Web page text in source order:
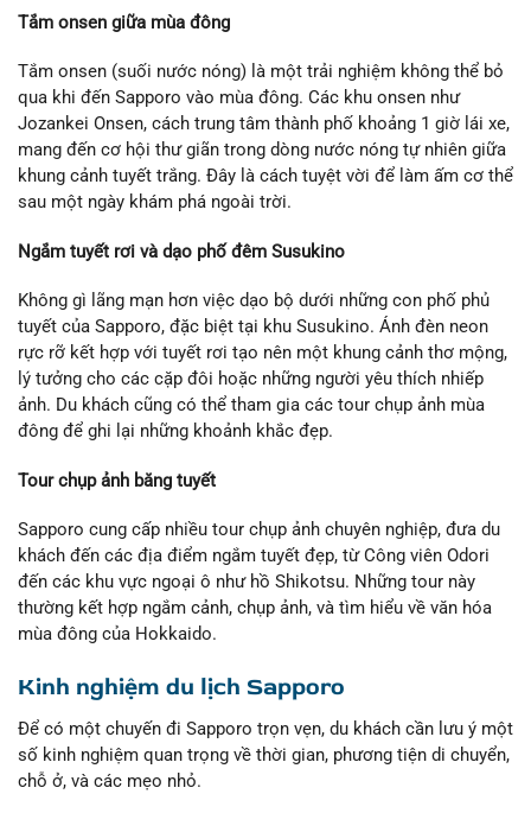
Tắm onsen giữa mùa đông
Tắm onsen (suối nước nóng) là một trải nghiệm không thể bỏ
qua khi đến Sapporo vào mùa đông. Các khu onsen như
Jozankei Onsen, cách trung tâm thành phố khoảng 1 giờ lái xe,
mang đến cơ hội thư giãn trong dòng nước nóng tự nhiên giữa
khung cảnh tuyết trắng. Đây là cách tuyệt vời để làm ấm cơ thể
sau một ngày khám phá ngoài trời.
Ngắm tuyết rơi và dạo phố đêm Susukino
Không gì lãng mạn hơn việc dạo bộ dưới những con phố phủ
tuyết của Sapporo, đặc biệt tại khu Susukino. Ánh đèn neon
rực rỡ kết hợp với tuyết rơi tạo nên một khung cảnh thơ mộng,
lý tưởng cho các cặp đôi hoặc những người yêu thích nhiếp
ảnh. Du khách cũng có thể tham gia các tour chụp ảnh mùa
đông để ghi lại những khoảnh khắc đẹp.
Tour chụp ảnh băng tuyết
Sapporo cung cấp nhiều tour chụp ảnh chuyên nghiệp, đưa du
khách đến các địa điểm ngắm tuyết đẹp, từ Công viên Odori
đến các khu vực ngoại ô như hồ Shikotsu. Những tour này
thường kết hợp ngắm cảnh, chụp ảnh, và tìm hiểu về văn hóa
mùa đông của Hokkaido.
Kinh nghiệm du lịch Sapporo
Để có một chuyến đi Sapporo trọn vẹn, du khách cần lưu ý một
số kinh nghiệm quan trọng về thời gian, phương tiện di chuyển,
chỗ ở, và các mẹo nhỏ.